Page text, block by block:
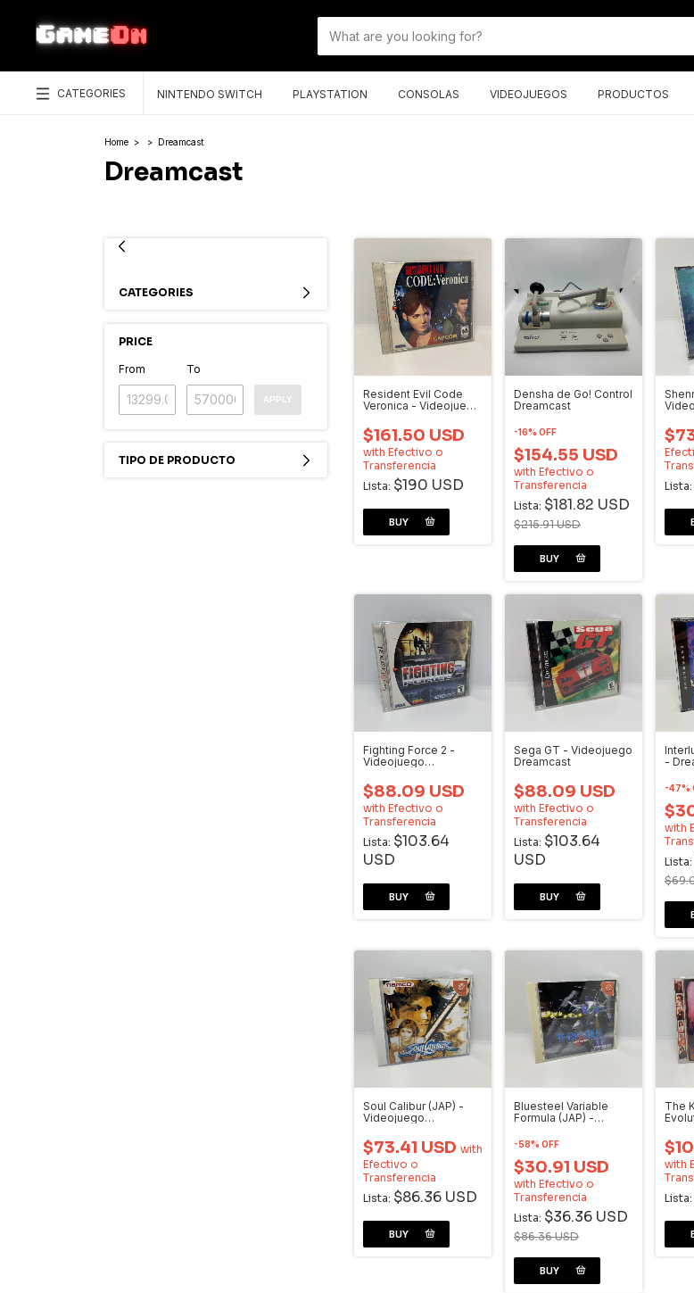
CATEGORIES NINTENDO SWITCH PLAYSTATION CONSOLAS VIDEOJUEGOS PRODUCTOS
Home > > Dreamcast
Dreamcast
CATEGORIES
PRICE
From To
APPLY
TIPO DE PRODUCTO
Resident Evil Code
Veronica - Videojuego
$161.50 USD
with Efectivo o
Transferencia
Lista: $190 USD
Densha de Go! Control
Dreamcast
-16% OFF
$154.55 USD
with Efectivo o
Transferencia
Lista: $181.82 USD
$215.91 USD
Lista:
Fighting Force 2 -
Videojuego
$88.09 USD
with Efectivo o
Transferencia
Lista: $103.64
USD
Sega GT - Videojuego
Dreamcast
$88.09 USD
with Efectivo o
Transferencia
Lista: $103.64
USD
-
-47%
with
Lista:
Soul Calibur (JAP) -
Videojuego
$73.41 USD with
Efectivo o
Transferencia
Lista: $86.36 USD
Bluesteel Variable
Formula (JAP) -
Dreamcast
-58% OFF
$30.91 USD
with Efectivo o
Transferencia
Lista: $36.36 USD
$86.36 USD
The
with
Lista: